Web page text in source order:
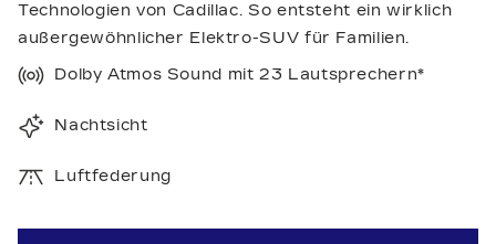
Technologien von Cadillac. So entsteht ein wirklich
außergewöhnlicher Elektro-SUV für Familien.
Dolby Atmos Sound mit 23 Lautsprechern*
Nachtsicht
Luftfederung